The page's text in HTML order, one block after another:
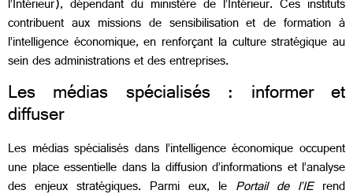
l’Intérieur), dépendant du ministère de l’Intérieur. Ces instituts
contribuent aux missions de sensibilisation et de formation à
l’intelligence économique, en renforçant la culture stratégique au
sein des administrations et des entreprises.
Les médias spécialisés : informer et
diffuser
Les médias spécialisés dans l’intelligence économique occupent
une place essentielle dans la diffusion d’informations et l’analyse
des enjeux stratégiques. Parmi eux, le Portail de l’IErend